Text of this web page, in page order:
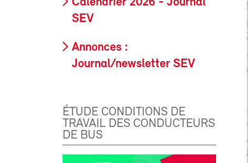
Calendrier 2026 - Journal
SEV
Annonces :
Journal/newsletter SEV
ÉTUDE CONDITIONS DE
TRAVAIL DES CONDUCTEURS
DE BUS